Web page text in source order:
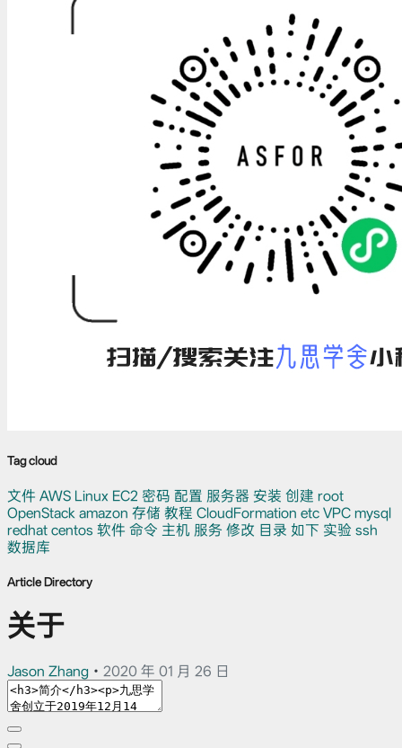
Tag cloud
文件 AWS Linux EC2 密码 配置 服务器 安装 创建 root
OpenStack amazon 存储 教程 CloudFormation etc VPC mysql
redhat centos 软件 命令 主机 服务 修改 目录 如下 实验 ssh
数据库
Article Directory
关于
Jason Zhang • 2020 年 01 月 26 日